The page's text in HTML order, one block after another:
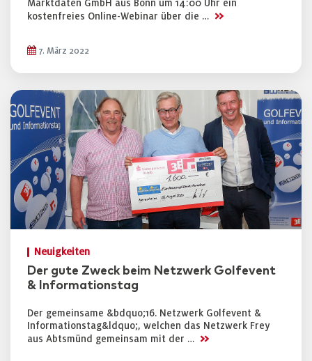
Marktdaten GmbH aus Bonn um 14:00 Uhr ein
kostenfreies Online-Webinar über die … >>
7. März 2022
Neuigkeiten
Der gute Zweck beim Netzwerk Golfevent
& Informationstag
Der gemeinsame &bdquo;16. Netzwerk Golfevent &
Informationstag&ldquo;, welchen das Netzwerk Frey
aus Abtsmünd gemeinsam mit der … >>